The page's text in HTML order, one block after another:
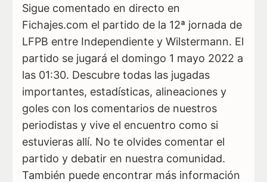
Sigue comentado en directo en
Fichajes.com el partido de la 12ª jornada de
LFPB entre Independiente y Wilstermann. El
partido se jugará el domingo 1 mayo 2022 a
las 01:30. Descubre todas las jugadas
importantes, estadísticas, alineaciones y
goles con los comentarios de nuestros
periodistas y vive el encuentro como si
estuvieras allí. No te olvides comentar el
partido y debatir en nuestra comunidad.
También puede encontrar más información